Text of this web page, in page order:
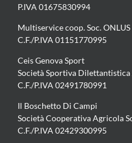
P.IVA 01675830994
Multiservice coop. Soc. ONLUS
C.F./P.IVA 01151770995
Ceis Genova Sport
Società Sportiva Dilettantistica
C.F./P.IVA 02491780991
Il Boschetto Di Campi
Società Cooperativa Agricola
C.F./P.IVA 02429300995